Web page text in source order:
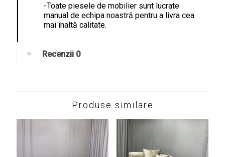
-Toate piesele de mobilier sunt lucrate
manual de echipa noastră pentru a livra cea
mai înaltă calitate.
Recenzii 0
Produse similare